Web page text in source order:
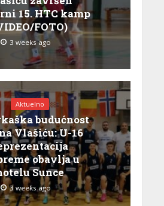
15. HTC kamp
FOTO)
3 weeks ago
Aktuelno
budućnost
Vlašiću: U-16
obavlja u
Sunce
3 weeks ago